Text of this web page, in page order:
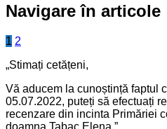
Navigare în articole
1 2
„Stimați cetățeni,
Vă aducem la cunoștință faptul
05.07.2022, puteți să efectuați
recenzare din incinta Primăriei
doamna Tabac Elena.”